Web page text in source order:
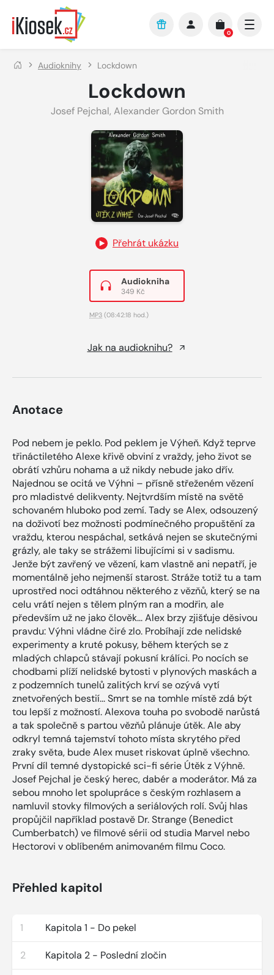
Přejít na hlavní obsah
0
Audioknihy Lockdown
Lockdown
Josef Pejchal, Alexander Gordon Smith
Přehrát ukázku
Audiokniha
349 Kč
MP3 (08:42:18 hod.)
Jak na audioknihu?
Anotace
Pod nebem je peklo. Pod peklem je Výheň. Když teprve
třináctiletého Alexe křivě obviní z vraždy, jeho život se
obrátí vzhůru nohama a už nikdy nebude jako dřív.
Najednou se ocitá ve Výhni – přísně střeženém vězení
pro mladistvé delikventy. Nejtvrdším místě na světě
schovaném hluboko pod zemí. Tady se Alex, odsouzený
na doživotí bez možnosti podmínečného propuštění za
vraždu, kterou nespáchal, setkává nejen se skutečnými
grázly, ale taky se strážemi libujícími si v sadismu.
Jenže být zavřený ve vězení, kam vlastně ani nepatří, je
momentálně jeho nejmenší starost. Stráže totiž tu a tam
uprostřed noci odtáhnou některého z vězňů, který se na
celu vrátí nejen s tělem plným ran a modřin, ale
především už ne jako člověk... Alex brzy zjišťuje děsivou
pravdu: Výhni vládne čiré zlo. Probíhají zde nelidské
experimenty a kruté pokusy, během kterých se z
mladých chlapců stávají pokusní králíci. Po nocích se
chodbami plíží nelidské bytosti v plynových maskách a
z podzemních tunelů zalitých krví se ozývá vytí
znetvořených bestií... Smrt se na tomhle místě zdá být
tou lepší z možností. Alexova touha po svobodě narůstá
a tak společně s partou vězňů plánuje útěk. Ale aby
odkryl temná tajemství tohoto místa skrytého před
zraky světa, bude Alex muset riskovat úplně všechno.
První díl temné dystopické sci-fi série Útěk z Výhně.
Josef Pejchal je český herec, dabér a moderátor. Má za
sebou mnoho let spolupráce s českým rozhlasem a
namluvil stovky filmových a seriálových rolí. Svůj hlas
propůjčil například postavě Dr. Strange (Benedict
Cumberbatch) ve filmové sérii od studia Marvel nebo
Hectorovi v oblíbeném animovaném filmu Coco.
Přehled kapitol
1 Kapitola 1 - Do pekel
2 Kapitola 2 - Poslední zločin